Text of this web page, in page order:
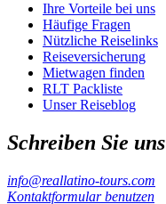
Ihre Vorteile bei uns
Häufige Fragen
Nützliche Reiselinks
Reiseversicherung
Mietwagen finden
RLT Packliste
Unser Reiseblog
Schreiben Sie uns
info@reallatino-tours.com
Kontaktformular benutzen